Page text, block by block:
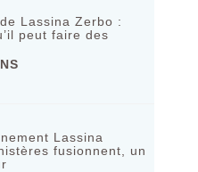
Lassina Zerbo :
peut faire des
Lassina
fusionnent, un